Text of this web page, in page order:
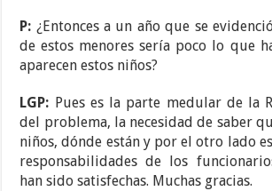
P: ¿Entonces a un año que se
de estos menores sería poco lo que
aparecen estos niños?
LGP: Pues es la parte medular de la
del problema, la necesidad de saber
niños, dónde están y por el otro lado
responsabilidades de los
han sido satisfechas. Muchas gracias.